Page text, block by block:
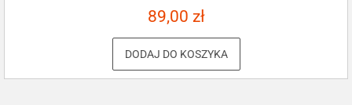
89,00 zł
DODAJ DO KOSZYKA